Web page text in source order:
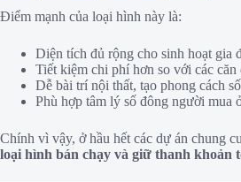
Điểm mạnh của loại hình này là:
Diện tích đủ rộng cho sinh hoạt gia
Tiết kiệm chi phí hơn so với các căn
Dễ bài trí nội thất, tạo phong cách
Phù hợp tâm lý số đông người mua
Chính vì vậy, ở hầu hết các dự án chung
loại hình bán chạy và giữ thanh khoản